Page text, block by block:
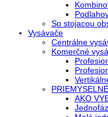
So stojacou
Vysávače
Centrálne
Komerčné
AKO